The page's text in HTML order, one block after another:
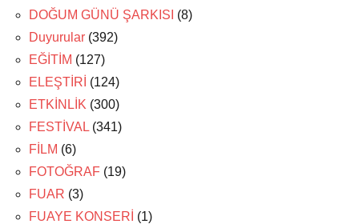
DOĞUM GÜNÜ ŞARKISI (8)
Duyurular (392)
EĞİTİM (127)
ELEŞTİRİ (124)
ETKİNLİK (300)
FESTİVAL (341)
FİLM (6)
FOTOĞRAF (19)
FUAR (3)
FUAYE KONSERİ (1)